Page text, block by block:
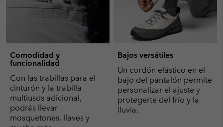
Comodidad y
funcionalidad
Con las trabillas para el
cinturón y la trabilla
multiusos adicional,
podrás llevar
mosquetones, llaves y
Bajos versátiles
Un cordón elástico en el
bajo del pantalón permite
personalizar el ajuste y
protegerte del frío y la
lluvia.